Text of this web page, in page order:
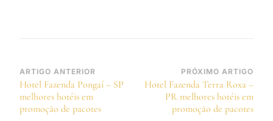
Navegação
de
post
ARTIGO ANTERIOR
Hotel Fazenda Pongaí – SP
melhores hotéis em
promoção de pacotes
PRÓXIMO ARTIGO
Hotel Fazenda Terra Roxa –
PR melhores hotéis em
promoção de pacotes